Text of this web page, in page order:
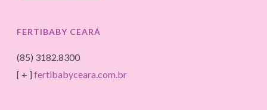
FERTIBABY CEARÁ
(85) 3182.8300
[ + ]fertibabyceara.com.br